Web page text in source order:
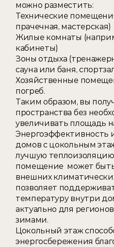
можно разместить:
Технические
прачечная, мастерская)
Жилые комнаты
кабинеты)
Зоны отдыха
сауна или баня,
Хозяйственные
погреб.
Таким образом, вы
пространства без
увеличивать площадь
Энергоэффективность
домов с цокольным
лучшую
помещение  может
внешних
позволяет
температуру внутри
актуально для
зимами.
Цокольный этаж
энергосбережения